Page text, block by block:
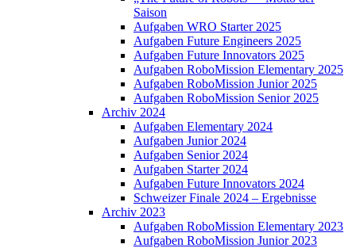
Saison
Aufgaben WRO Starter 2025
Aufgaben Future Engineers 2025
Aufgaben Future Innovators 2025
Aufgaben RoboMission Elementary 2025
Aufgaben RoboMission Junior 2025
Aufgaben RoboMission Senior 2025
Archiv 2024
Aufgaben Elementary 2024
Aufgaben Junior 2024
Aufgaben Senior 2024
Aufgaben Starter 2024
Aufgaben Future Innovators 2024
Schweizer Finale 2024 – Ergebnisse
Archiv 2023
Aufgaben RoboMission Elementary 2023
Aufgaben RoboMission Junior 2023